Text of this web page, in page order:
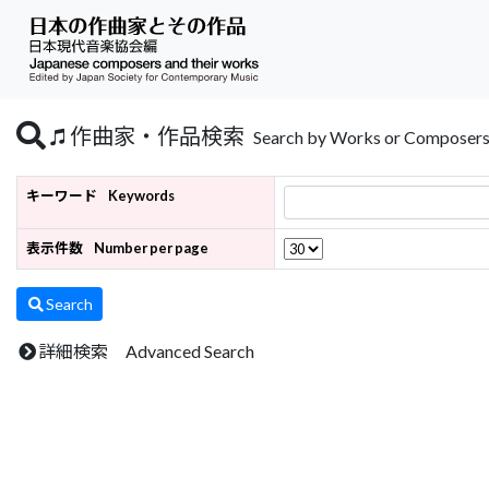
作曲家・作品検索 Search by Works or Composers
キーワード Keywords
表示件数 Number per page
Search
詳細検索 Advanced Search